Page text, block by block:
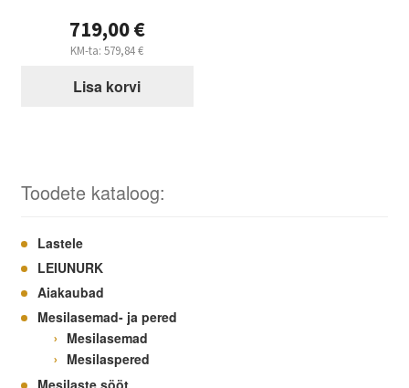
719,00€
KM-ta:579,84€
Lisa korvi
Toodete kataloog:
Lastele
LEIUNURK
Aiakaubad
Mesilasemad- ja pered
Mesilasemad
Mesilaspered